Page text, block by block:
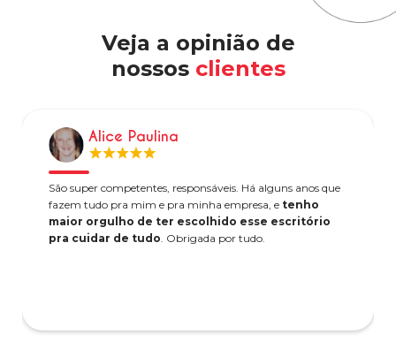
Veja a opinião de
nossos clientes
Alice Paulina
São super competentes, responsáveis. Há alguns anos que
fazem tudo pra mim e pra minha empresa, e tenho
maior orgulho de ter escolhido esse escritório
pra cuidar de tudo . Obrigada por tudo.